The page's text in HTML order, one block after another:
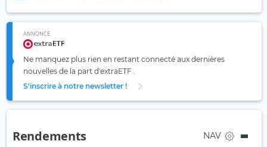
ANNONCE
Ne manquez plus rien en restant connecté aux dernières
nouvelles de la part d'extraETF .
S'inscrire à notre newsletter !
Rendements NAV